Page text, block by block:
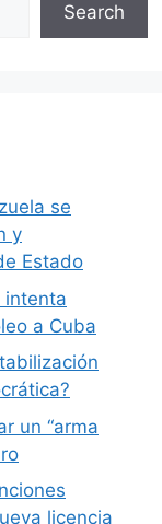
Search
se
y
Estado
intenta
a Cuba
un “arma
licencia